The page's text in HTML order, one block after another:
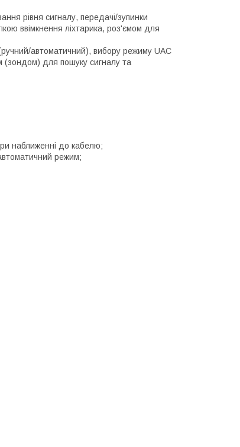
рівня сигналу, передачі/зупинки
ввімкнення ліхтарика, роз'ємом для
автоматичний), вибору режиму UAC
(зондом) для пошуку сигналу та
наближенні до кабелю;
режим;